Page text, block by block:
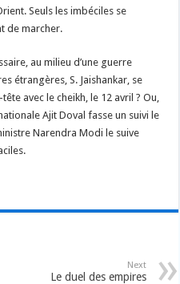
Seuls les imbéciles se
de marcher.
au milieu d’une guerre
étrangères, S. Jaishankar, se
avec le cheikh, le 12 avril ? Ou,
Ajit Doval fasse un suivi le
Narendra Modi le suive
Next
Le duel des empires